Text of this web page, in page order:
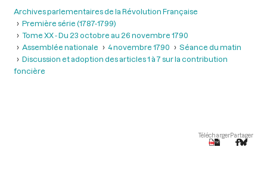
Archives parlementaires de la Révolution Française
Première série (1787-1799)
Tome XX - Du 23 octobre au 26 novembre 1790
Assemblée nationale
4 novembre 1790
Séance du matin
Discussion et adoption des articles 1 à 7 sur la contribution
foncière
TéléchargerPartager